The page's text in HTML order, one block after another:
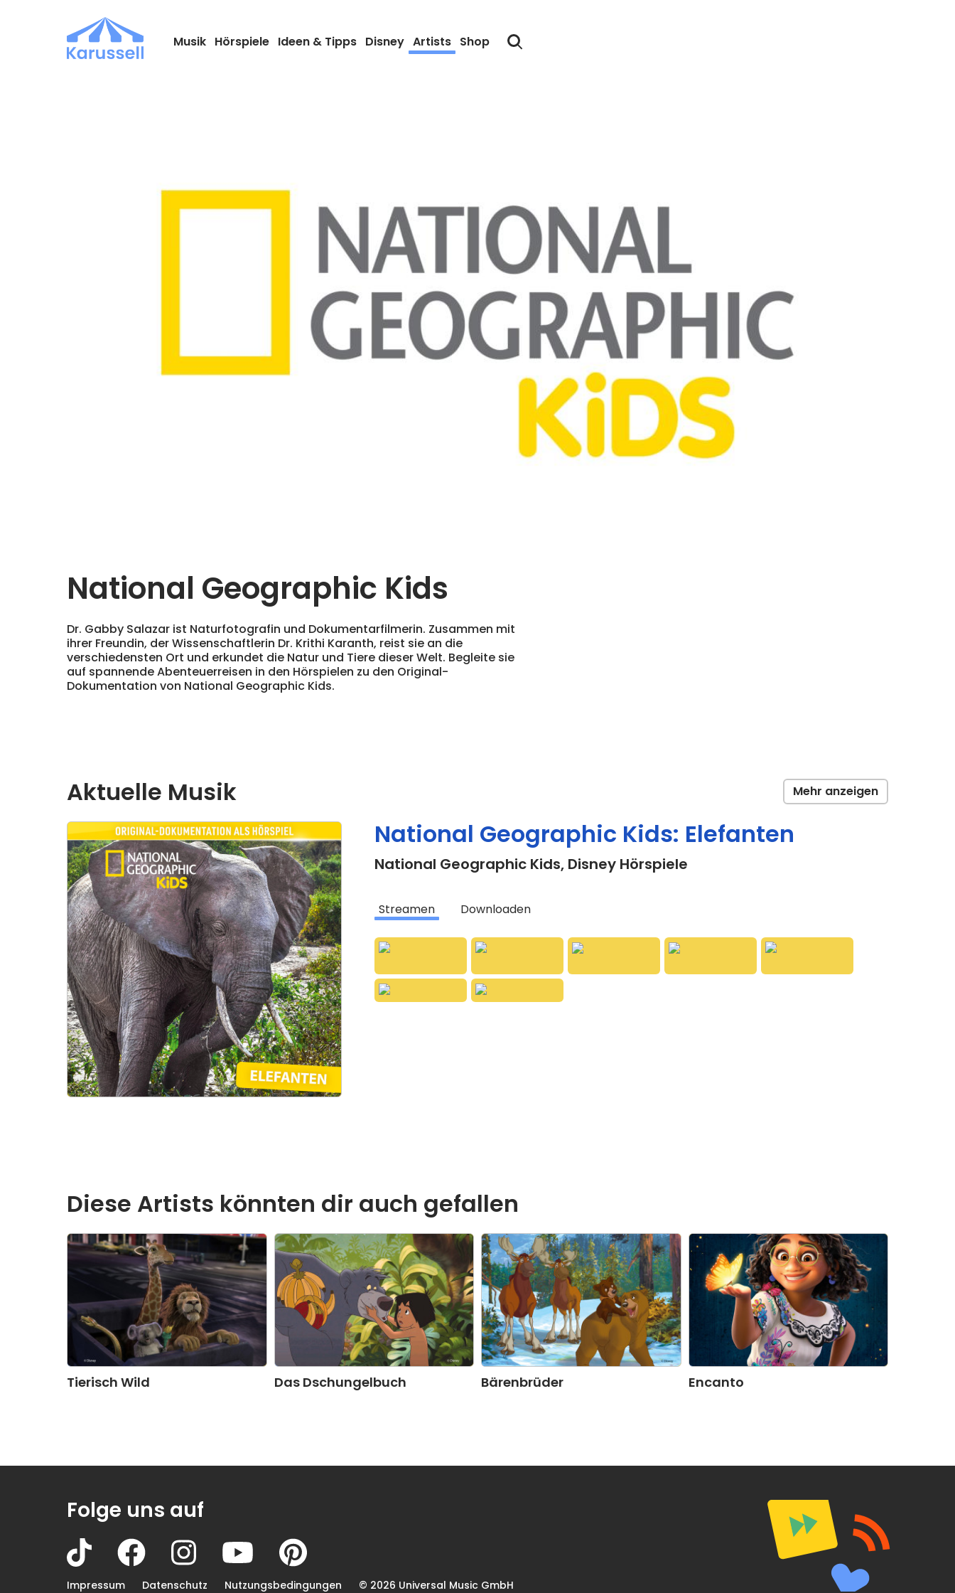
Musik Hörspiele Ideen & Tipps Disney Artists Shop
National Geographic Kids
Dr. Gabby Salazar ist Naturfotografin und Dokumentarfilmerin. Zusammen mit
ihrer Freundin, der Wissenschaftlerin Dr. Krithi Karanth, reist sie an die
verschiedensten Ort und erkundet die Natur und Tiere dieser Welt. Begleite sie
auf spannende Abenteuerreisen in den Hörspielen zu den Original-
Dokumentation von National Geographic Kids.
Aktuelle Musik Mehr anzeigen
National Geographic Kids: Elefanten
National Geographic Kids, Disney Hörspiele
Streamen Downloaden
Diese Artists könnten dir auch gefallen
Tierisch Wild Das Dschungelbuch Bärenbrüder Encanto
Folge uns auf
Impressum Datenschutz Nutzungsbedingungen © 2026 Universal Music GmbH